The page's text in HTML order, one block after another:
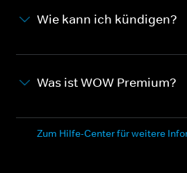
Wie kann ich kündigen?
Was ist WOW Premium?
Zum Hilfe-Center für weitere